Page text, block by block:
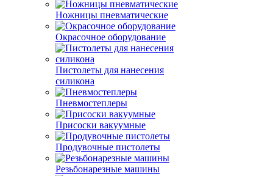
Ножницы пневматические
Окрасочное оборудование
Пистолеты для нанесения
силикона
Пневмостеплеры
Присоски вакуумные
Продувочные пистолеты
Резьбонарезные машины